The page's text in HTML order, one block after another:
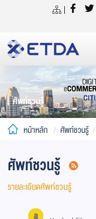
ศัพท์ชวนรู้
หน้าหลัก ศัพท์ชวนรู้
ศัพท์ชวนรู้
รายละเอียดศัพท์ชวนรู้